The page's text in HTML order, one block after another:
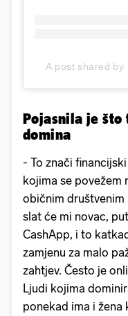
A post shared by
Pojasnila je što
domina
- To znači
kojima se povežem
običnim društvenim
slat će mi novac,
CashApp, i to
zamjenu za malo
zahtjev. Često je
Ljudi kojima
ponekad ima i žena